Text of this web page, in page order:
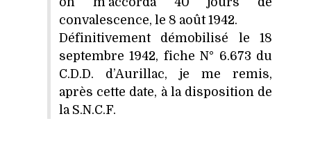
convalescence, le 8 août 1942.
Définitivement démobilisé le 18
septembre 1942, fiche N° 6.673 du
C.D.D. d’Aurillac, je me remis,
après cette date, à la disposition de
la S.N.C.F.